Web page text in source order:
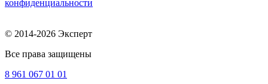
конфиденциальности
© 2014-2026 Эксперт
Все права защищены
8 961 067 01 01